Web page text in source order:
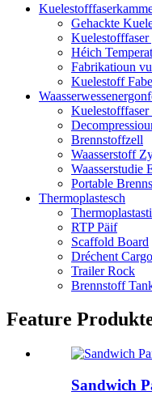
Gehackte
Héich
Fabrikatioun
Kuelestoff
Brennstoffzell
Waasserstoff
Waasserstudie
Portable
Thermoplastesch
RTP Päif
Scaffold Board
Dréchent
Trailer Rock
Brennstoff
Feature
Sandwich